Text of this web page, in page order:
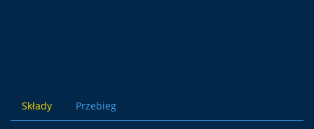
Składy Przebieg